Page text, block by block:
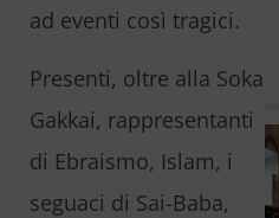
ad eventi così tragici.
Presenti, oltre alla Soka
Gakkai, rappresentanti
di Ebraismo, Islam, i
seguaci di Sai-Baba,